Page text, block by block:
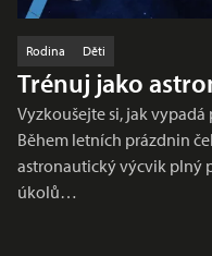
Rodina Děti
Trénuj jako
Vyzkoušejte si, jak
Během letních prázdnin
astronautický výcvik plný
úkolů…